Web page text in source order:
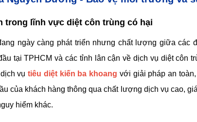
trong lĩnh vực diệt côn trùng có hại
ngày càng phát triển nhưng chất lượng giữa các
tại TPHCM và các tỉnh lân cận về dịch vụ diệt côn
dịch vụtiêu diệt kiến ba khoang với giải pháp an
của khách hàng thông qua chất lượng dịch vụ cao,
hiểm khác.